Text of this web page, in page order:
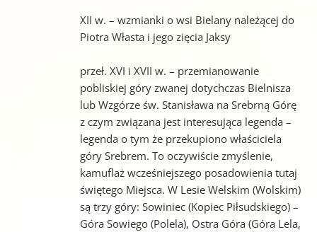
XII w. – wzmianki o wsi Bielany należącej do
Piotra Własta i jego zięcia Jaksy
przeł. XVI i XVII w. – przemianowanie
pobliskiej góry zwanej dotychczas Bielnisza
lub Wzgórze św. Stanisława na Srebrną Górę
z czym związana jest interesująca legenda –
legenda o tym że przekupiono właściciela
góry Srebrem. To oczywiście zmyślenie,
kamuflaż wcześniejszego posadowienia tutaj
świętego Miejsca. W Lesie Welskim (Wolskim)
są trzy góry: Sowiniec (Kopiec Piłsudskiego) –
Góra Sowiego (Polela), Ostra Góra (Góra Lela,